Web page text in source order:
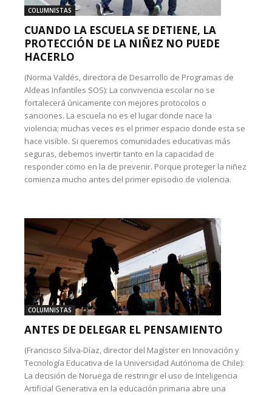
COLUMNISTAS
CUANDO LA ESCUELA SE DETIENE, LA
PROTECCIÓN DE LA NIÑEZ NO PUEDE
HACERLO
(Norma Valdés, directora de Desarrollo de Programas de
Aldeas Infantiles SOS): La convivencia escolar no se
fortalecerá únicamente con mejores protocolos o
sanciones. La escuela no es el lugar donde nace la
violencia; muchas veces es el primer espacio donde esta se
hace visible. Si queremos comunidades educativas más
seguras, debemos invertir tanto en la capacidad de
responder como en la de prevenir. Porque proteger la niñez
comienza mucho antes del primer episodio de violencia.
COLUMNISTAS
ANTES DE DELEGAR EL PENSAMIENTO
(Francisco Silva-Díaz, director del Magíster en Innovación y
Tecnología Educativa de la Universidad Autónoma de Chile):
La decisión de Noruega de restringir el uso de Inteligencia
Artificial Generativa en la educación primaria abre una